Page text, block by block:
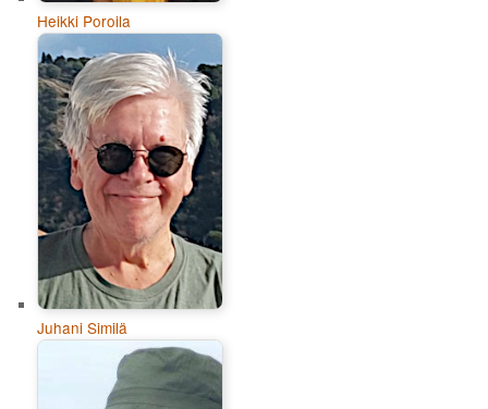
Heikki Poroila
Juhani Similä